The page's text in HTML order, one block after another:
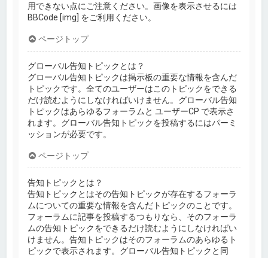
用できない点にご注意ください。画像を表示させるには
BBCode [img] をご利用ください。
ページトップ
グローバル告知トピックとは？
グローバル告知トピックは掲示板の重要な情報を含んだ
トピックです。全てのユーザーはこのトピックをできる
だけ読むようにしなければいけません。グローバル告知
トピックはあらゆるフォーラムと ユーザーCP で表示さ
れます。グローバル告知トピックを投稿するにはパーミ
ッションが必要です。
ページトップ
告知トピックとは？
告知トピックとはその告知トピックが存在するフォーラ
ムについての重要な情報を含んだトピックのことです。
フォーラムに記事を投稿するつもりなら、そのフォーラ
ムの告知トピックをできるだけ読むようにしなければい
けません。告知トピックはそのフォーラムのあらゆるト
ピックで表示されます。グローバル告知トピックと同